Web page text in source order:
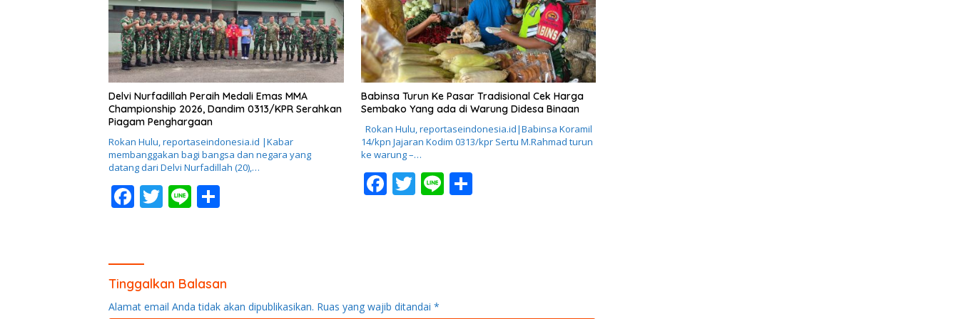
o
k
o
k
Delvi Nurfadillah Peraih Medali Emas MMA
Championship 2026, Dandim 0313/KPR Serahkan
Piagam Penghargaan
Rokan Hulu, reportaseindonesia.id |Kabar
membanggakan bagi bangsa dan negara yang
datang dari Delvi Nurfadillah (20),…
F
b
o
o
T Li
Babinsa Turun Ke Pasar Tradisional Cek Harga
Sembako Yang ada di Warung Didesa Binaan
Rokan Hulu, reportaseindonesia.id|Babinsa Koramil
14/kpn Jajaran Kodim 0313/kpr Sertu M.Rahmad turun
ke warung –…
F
o
T Li S
Tinggalkan Balasan
Alamat email Anda tidak akan dipublikasikan. Ruas yang wajib ditandai *